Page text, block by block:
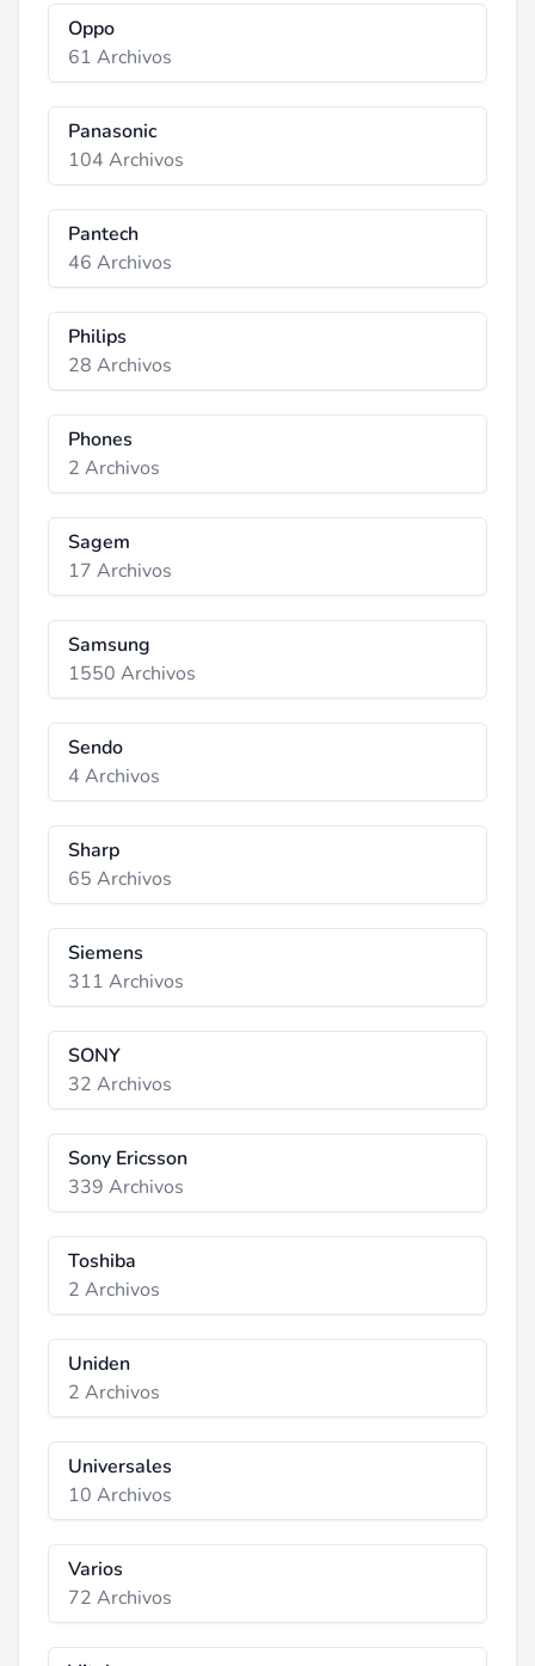
Oppo
61 Archivos
Panasonic
104 Archivos
Pantech
46 Archivos
Philips
28 Archivos
Phones
2 Archivos
Sagem
17 Archivos
Samsung
1550 Archivos
Sendo
4 Archivos
Sharp
65 Archivos
Siemens
311 Archivos
SONY
32 Archivos
Sony Ericsson
339 Archivos
Toshiba
2 Archivos
Uniden
2 Archivos
Universales
10 Archivos
Varios
72 Archivos